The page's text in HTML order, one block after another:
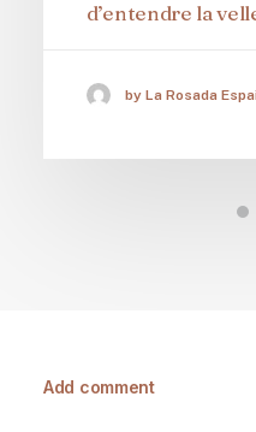
d’entendre la
by La Rosada
Add comment